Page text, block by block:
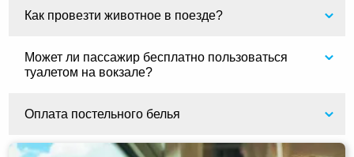
Как провезти животное в поезде?
Может ли пассажир бесплатно пользоваться
туалетом на вокзале?
Оплата постельного белья